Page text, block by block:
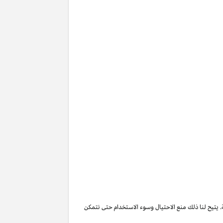
يتيح لنا ذلك منع الاحتيال وسوء الاستخدام حتى نتمكن